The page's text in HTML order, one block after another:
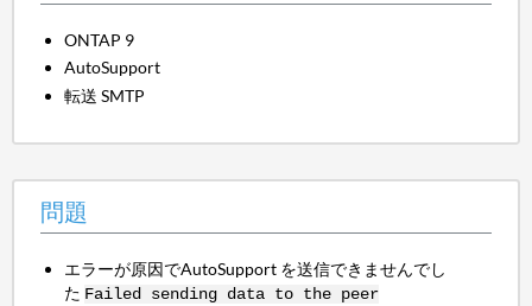
ONTAP 9
AutoSupport
転送 SMTP
問題
エラーが原因でAutoSupport を送信できませんでし
た Failed sending data to the peer